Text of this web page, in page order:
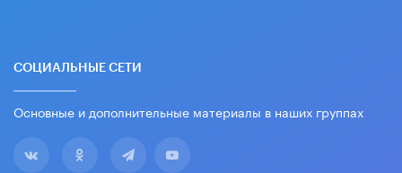
СОЦИАЛЬНЫЕ СЕТИ
Основные и дополнительные материалы в наших группах